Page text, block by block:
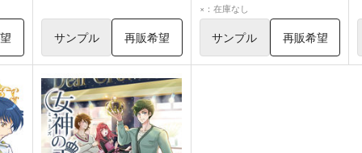
サンプル 再販希望
×：在庫なし
サンプル 再販希望